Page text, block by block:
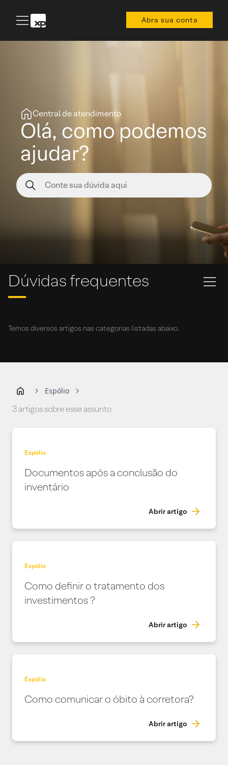
Abra sua conta
Central de atendimento
Olá, como podemos
ajudar?
Dúvidas frequentes
Temos diversos artigos nas categorias listadas abaixo.
Espólio
3 artigos sobre esse assunto
Espólio
Documentos após a conclusão do
inventário
Abrir artigo
Espólio
Como definir o tratamento dos
investimentos ?
Abrir artigo
Espólio
Como comunicar o óbito à corretora?
Abrir artigo